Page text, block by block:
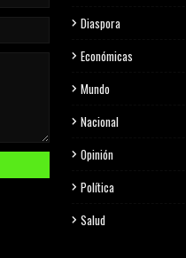
Diaspora
Económicas
Mundo
Nacional
Opinión
Política
Salud